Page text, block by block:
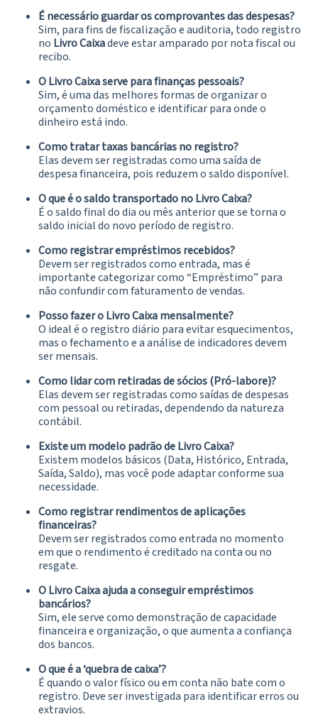
É necessário guardar os comprovantes das despesas?
Sim, para fins de fiscalização e auditoria, todo registro
no Livro Caixadeve estar amparado por nota fiscal ou
recibo.
O Livro Caixa serve para finanças pessoais?
Sim, é uma das melhores formas de organizar o
orçamento doméstico e identificar para onde o
dinheiro está indo.
Como tratar taxas bancárias no registro?
Elas devem ser registradas como uma saída de
despesa financeira, pois reduzem o saldo disponível.
O que é o saldo transportado no Livro Caixa?
É o saldo final do dia ou mês anterior que se torna o
saldo inicial do novo período de registro.
Como registrar empréstimos recebidos?
Devem ser registrados como entrada, mas é
importante categorizar como “Empréstimo” para
não confundir com faturamento de vendas.
Posso fazer o Livro Caixa mensalmente?
O ideal é o registro diário para evitar esquecimentos,
mas o fechamento e a análise de indicadores devem
ser mensais.
Como lidar com retiradas de sócios (Pró-labore)?
Elas devem ser registradas como saídas de despesas
com pessoal ou retiradas, dependendo da natureza
contábil.
Existe um modelo padrão de Livro Caixa?
Existem modelos básicos (Data, Histórico, Entrada,
Saída, Saldo), mas você pode adaptar conforme sua
necessidade.
Como registrar rendimentos de aplicações
financeiras?
Devem ser registrados como entrada no momento
em que o rendimento é creditado na conta ou no
resgate.
O Livro Caixa ajuda a conseguir empréstimos
bancários?
Sim, ele serve como demonstração de capacidade
financeira e organização, o que aumenta a confiança
dos bancos.
O que é a ‘quebra de caixa’?
É quando o valor físico ou em conta não bate com o
registro. Deve ser investigada para identificar erros ou
extravios.